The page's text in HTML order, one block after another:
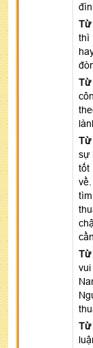
Từ
thì
Từ
Từ
sự
tốt
Từ
Từ